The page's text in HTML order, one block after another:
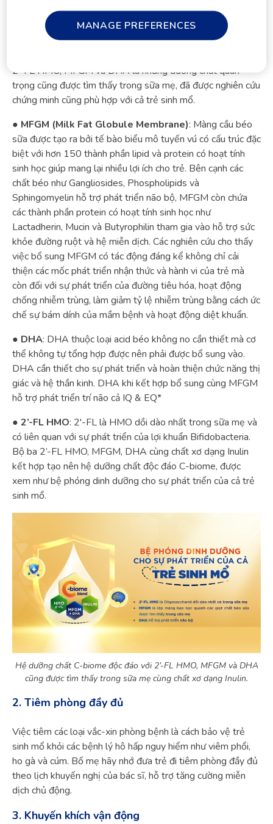
chuyên gia khi tìm kiếm nguồn dinh dưỡng phù hợp.
Bổ sung các dưỡng chất quan trọng cũng được tìm
2’-FL HMO, MFGM và DHA là những dưỡng chất quan
trọng cũng được tìm thấy trong sữa mẹ, đã được nghiên cứu
chứng minh cũng phù hợp với cả trẻ sinh mổ.
● MFGM (Milk Fat Globule Membrane): Màng cầu béo
sữa được tạo ra bởi tế bào biểu mô tuyến vú có cấu trúc đặc
biệt với hơn 150 thành phần lipid và protein có hoạt tính
sinh học giúp mang lại nhiều lợi ích cho trẻ. Bên cạnh các
chất béo như Gangliosides, Phospholipids và
Sphingomyelin hỗ trợ phát triển não bộ, MFGM còn chứa
các thành phần protein có hoạt tính sinh học như
Lactadherin, Mucin và Butyrophilin tham gia vào hỗ trợ sức
khỏe đường ruột và hệ miễn dịch. Các nghiên cứu cho thấy
việc bổ sung MFGM có tác động đáng kể không chỉ cải
thiện các mốc phát triển nhận thức và hành vi của trẻ mà
còn đối với sự phát triển của đường tiêu hóa, hoạt động
chống nhiễm trùng, làm giảm tỷ lệ nhiễm trùng bằng cách ức
chế sự bám dính của mầm bệnh và hoạt động diệt khuẩn.
● DHA: DHA thuộc loại acid béo không no cần thiết mà cơ
thể không tự tổng hợp được nên phải được bổ sung vào.
DHA cần thiết cho sự phát triển và hoàn thiện chức năng thị
giác và hệ thần kinh. DHA khi kết hợp bổ sung cùng MFGM
hỗ trợ phát triển trí não cả IQ & EQ*
● 2’-FL HMO: 2'-FL là HMO dồi dào nhất trong sữa mẹ và
có liên quan với sự phát triển của lợi khuẩn Bifidobacteria.
Bộ ba 2’-FL HMO, MFGM, DHA cùng chất xơ dạng Inulin
kết hợp tạo nên hệ dưỡng chất độc đáo C-biome, được
xem như bệ phóng dinh dưỡng cho sự phát triển của cả trẻ
sinh mổ.
Hệ dưỡng chất C-biome độc đáo với 2’-FL HMO, MFGM và DHA
cũng được tìm thấy trong sữa mẹ cùng chất xơ dạng Inulin.
2. Tiêm phòng đầy đủ
Việc tiêm các loại vắc-xin phòng bệnh là cách bảo vệ trẻ
sinh mổ khỏi các bệnh lý hô hấp nguy hiểm như viêm phổi,
ho gà và cúm. Bố mẹ hãy nhớ đưa trẻ đi tiêm phòng đầy đủ
theo lịch khuyến nghị của bác sĩ, hỗ trợ tăng cường miễn
dịch chủ động.
3. Khuyến khích vận động
MANAGE PREFERENCES